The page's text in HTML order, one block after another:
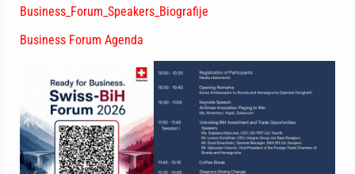
Business_Forum_Speakers_Biografije
Business Forum Agenda